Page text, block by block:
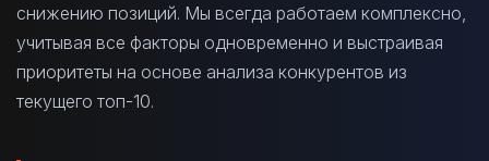
снижению позиций. Мы всегда работаем комплексно,
учитывая все факторы одновременно и выстраивая
приоритеты на основе анализа конкурентов из
текущего топ-10.